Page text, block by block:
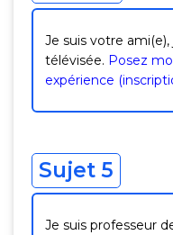
Je suis votre
télévisée. Posez
expérience
Sujet 5
Je suis professeur